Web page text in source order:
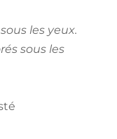
les yeux.
sous les